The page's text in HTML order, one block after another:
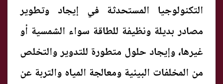
التكنولوجيا المستحدثة في إيجاد وتطوير
مصادر بديلة ونظيفة للطاقة سواء الشمسية أو
غيرها، وإيجاد حلول متطورة للتدوير والتخلص
من المخلفات البيئية ومعالجة المياه والتربة عن